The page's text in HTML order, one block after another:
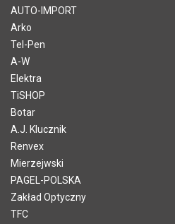
AUTO-IMPORT
Arko
Tel-Pen
A-W
Elektra
TiSHOP
Botar
A.J. Klucznik
Renvex
Mierzejwski
PAGEL-POLSKA
Zakład Optyczny
TFC